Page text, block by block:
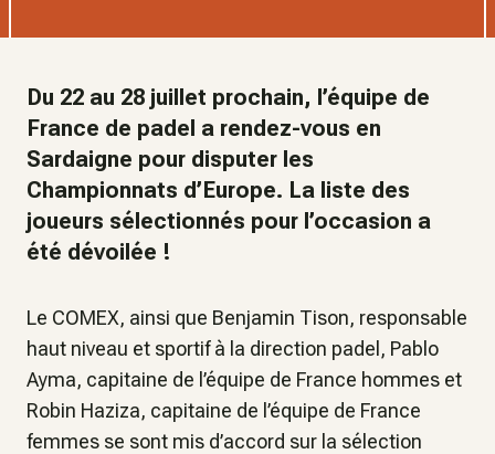
Du 22 au 28 juillet prochain, l’équipe de
France de padel a rendez-vous en
Sardaigne pour disputer les
Championnats d’Europe. La liste des
joueurs sélectionnés pour l’occasion a
été dévoilée !
Le COMEX, ainsi que Benjamin Tison, responsable
haut niveau et sportif à la direction padel, Pablo
Ayma, capitaine de l’équipe de France hommes et
Robin Haziza, capitaine de l’équipe de France
femmes se sont mis d’accord sur la sélection